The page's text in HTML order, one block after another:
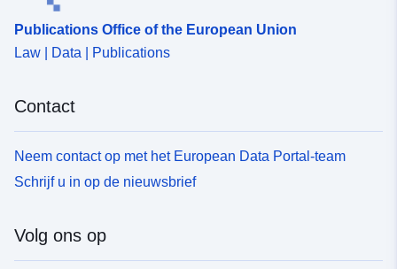
Publications Office of the European Union
Law | Data | Publications
Contact
Neem contact op met het European Data Portal-team
Schrijf u in op de nieuwsbrief
Volg ons op